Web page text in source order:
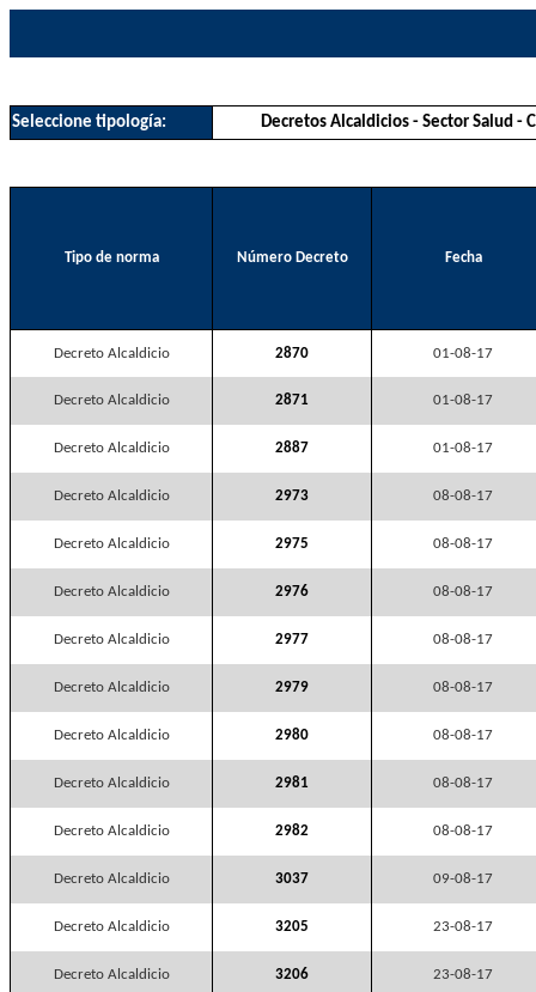
Seleccione tipología: Decretos Alcaldicios - Sector Salud -
Tipo de norma Número Decreto Fecha
Decreto Alcaldicio 2870 01-08-17
Decreto Alcaldicio 2871 01-08-17
Decreto Alcaldicio 2887 01-08-17
Decreto Alcaldicio 2973 08-08-17
Decreto Alcaldicio 2975 08-08-17
Decreto Alcaldicio 2976 08-08-17
Decreto Alcaldicio 2977 08-08-17
Decreto Alcaldicio 2979 08-08-17
Decreto Alcaldicio 2980 08-08-17
Decreto Alcaldicio 2981 08-08-17
Decreto Alcaldicio 2982 08-08-17
Decreto Alcaldicio 3037 09-08-17
Decreto Alcaldicio 3205 23-08-17
Decreto Alcaldicio 3206 23-08-17